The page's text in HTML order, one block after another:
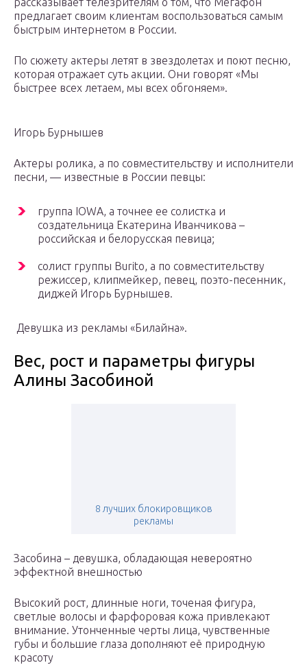
предлагает своим клиентам воспользоваться самым
быстрым интернетом в России.
По сюжету актеры летят в звездолетах и поют песню,
которая отражает суть акции. Они говорят «Мы
быстрее всех летаем, мы всех обгоняем».
Игорь Бурнышев
Актеры ролика, а по совместительству и исполнители
песни, — известные в России певцы:
группа IOWA, а точнее ее солистка и
создательница Екатерина Иванчикова –
российская и белорусская певица;
солист группы Burito, а по совместительству
режиссер, клипмейкер, певец, поэто-песенник,
диджей Игорь Бурнышев.
Девушка из рекламы «Билайна».
Вес, рост и параметры фигуры
Алины Засобиной
8 лучших блокировщиков
рекламы
Засобина – девушка, обладающая невероятно
эффектной внешностью
Высокий рост, длинные ноги, точеная фигура,
светлые волосы и фарфоровая кожа привлекают
внимание. Утонченные черты лица, чувственные
губы и большие глаза дополняют её природную
красоту